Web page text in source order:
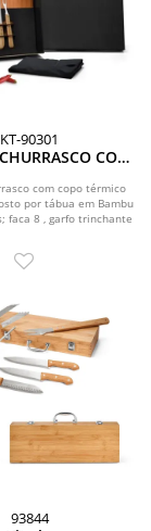
KT-90301
COM
com copo térmico
por tábua em Bambu
faca 8 , garfo trinchante
93844